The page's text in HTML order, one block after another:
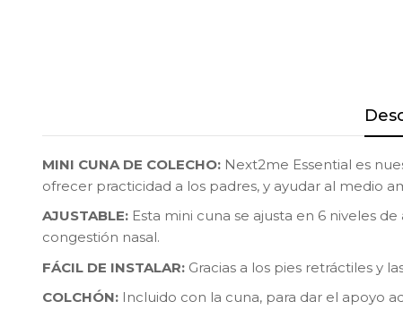
MINI CUNA DE COLECHO: Next2me Essential es
ofrecer practicidad a los padres, y ayudar al medio
AJUSTABLE: Esta mini cuna se ajusta en 6 niveles
congestión nasal.
FÁCIL DE INSTALAR: Gracias a los pies retráctiles y
COLCHÓN: Incluido con la cuna, para dar el apoyo